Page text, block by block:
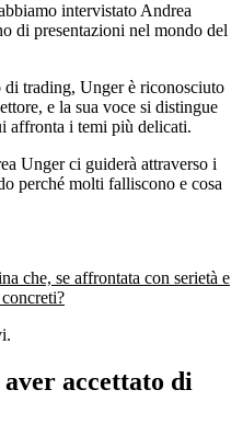
intervistato Andrea
di presentazioni nel mondo del
trading, Unger è riconosciuto
e la sua voce si distingue
affronta i temi più delicati.
Unger ci guiderà attraverso i
perché molti falliscono e cosa
che, se affrontata con serietà e
accettato di